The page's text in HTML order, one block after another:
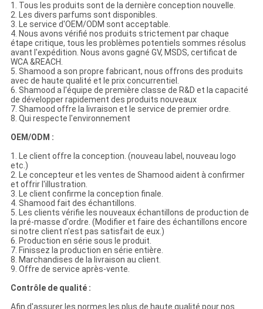
1. Tous les produits sont de la dernière conception nouvelle.
2. Les divers parfums sont disponibles.
3. Le service d'OEM/ODM sont acceptable.
4. Nous avons vérifié nos produits strictement par chaque
étape critique, tous les problèmes potentiels sommes résolus
avant l'expédition. Nous avons gagné GV, MSDS, certificat de
WCA &REACH.
5. Shamood a son propre fabricant, nous offrons des produits
avec de haute qualité et le prix concurrentiel.
6. Shamood a l'équipe de première classe de R&D et la capacité
de développer rapidement des produits nouveaux
7. Shamood offre la livraison et le service de premier ordre.
8. Qui respecte l'environnement
OEM/ODM :
1. Le client offre la conception. (nouveau label, nouveau logo
etc.)
2. Le concepteur et les ventes de Shamood aident à confirmer
et offrir l'illustration.
3. Le client confirme la conception finale.
4. Shamood fait des échantillons.
5. Les clients vérifie les nouveaux échantillons de production de
la pré-masse d'ordre. (Modifier et faire des échantillons encore
si notre client n'est pas satisfait de eux.)
6. Production en série sous le produit.
7. Finissez la production en série entière.
8. Marchandises de la livraison au client.
9. Offre de service après-vente.
Contrôle de qualité :
Afin d'assurer les normes les plus de haute qualité pour nos